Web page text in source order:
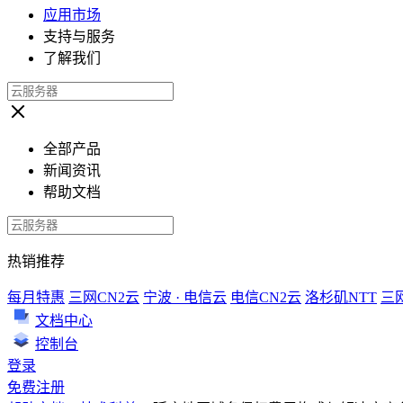
应用市场
支持与服务
了解我们
全部产品
新闻资讯
帮助文档
热销推荐
每月特惠 三网CN2云 宁波 · 电信云 电信CN2云 洛杉矶NTT 三
文档中心
控制台
登录
免费注册